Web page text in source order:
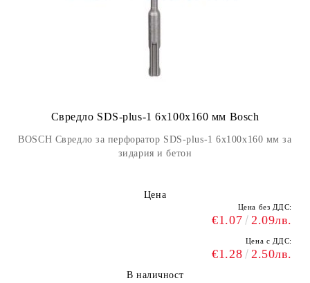
Свредло SDS-plus-1 6x100x160 мм Bosch
BOSCH Свредло за перфоратор SDS-plus-1 6x100x160 мм за
зидария и бетон
Цена
Цена без ДДС:
€1.07 2.09лв.
Цена с ДДС:
€1.28 2.50лв.
В наличност